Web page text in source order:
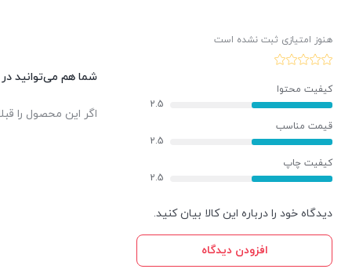
هنوز امتیازی ثبت نشده است
کیفیت محتوا
2.5
قیمت مناسب
2.5
کیفیت چاپ
2.5
دیدگاه خود را درباره این کالا بیان کنید.
افزودن دیدگاه
شما هم می‌توانید در
اگر این محصول را